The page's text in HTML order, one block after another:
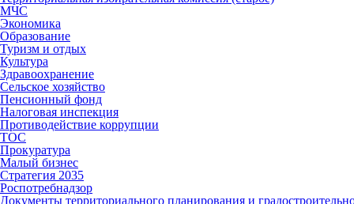
МЧС
Экономика
Образование
Туризм и отдых
Культура
Здравоохранение
Сельское хозяйство
Пенсионный фонд
Налоговая инспекция
Противодействие коррупции
ТОС
Прокуратура
Малый бизнес
Стратегия 2035
Роспотребнадзор
Документы территориального планирования и